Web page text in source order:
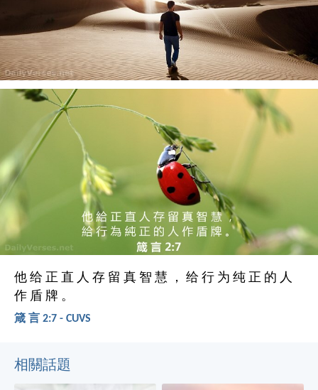
他 给 正 直 人 存 留 真 智 慧 ， 给 行 为 纯 正 的 人
作 盾 牌 。
箴 言 2:7 - CUVS
相關話題